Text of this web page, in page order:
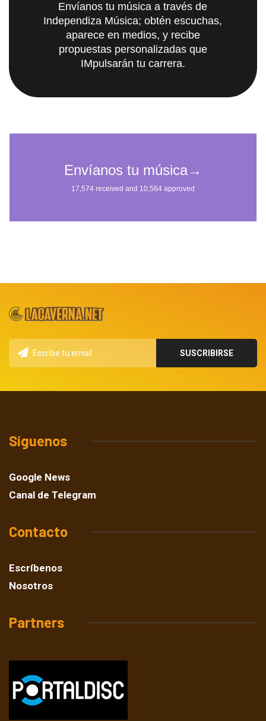
Envíanos tu música a través de
Independiza Música; obtén escuchas,
aparece en medios, y recibe
propuestas personalizadas que
IMpulsarán tu carrera.
Síguenos
Google News
Canal de Telegram
Contacto
Escríbenos
Nosotros
Partners